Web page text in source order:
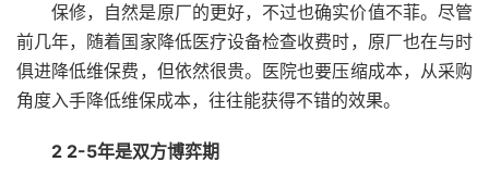
保修，自然是原厂的更好，不过也确实价值不菲。尽管
前几年，随着国家降低医疗设备检查收费时，原厂也在与时
俱进降低维保费，但依然很贵。医院也要压缩成本，从采购
角度入手降低维保成本，往往能获得不错的效果。
2 2-5年是双方博弈期